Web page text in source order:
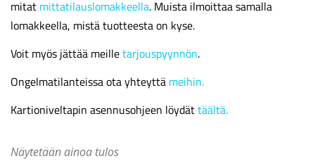
mitat mittatilauslomakkeella. Muista ilmoittaa samalla
lomakkeella, mistä tuotteesta on kyse.
Voit myös jättää meilletarjouspyynnön.
Ongelmatilanteissa ota yhteyttä meihin.
Kartioniveltapin asennusohjeen löydättäältä.
Näytetään ainoa tulos